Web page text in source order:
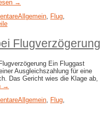
→
Allgemein, Flug,
Flugverzögerung
Ein Fluggast
Ausgleichszahlung für eine
Das Gericht wies die Klage ab,
→
Allgemein, Flug,